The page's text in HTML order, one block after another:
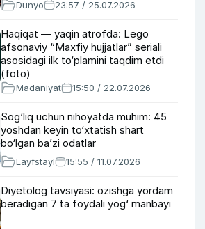
Dunyo 23:57 / 25.07.2026
Haqiqat — yaqin atrofda: Lego
afsonaviy “Maxfiy hujjatlar” seriali
asosidagi ilk to‘plamini taqdim etdi
(foto)
Madaniyat 15:50 / 22.07.2026
Sog‘liq uchun nihoyatda muhim: 45
yoshdan keyin to‘xtatish shart
bo‘lgan ba’zi odatlar
Layfstayl 15:55 / 11.07.2026
Diyetolog tavsiyasi: ozishga yordam
beradigan 7 ta foydali yog‘ manbayi